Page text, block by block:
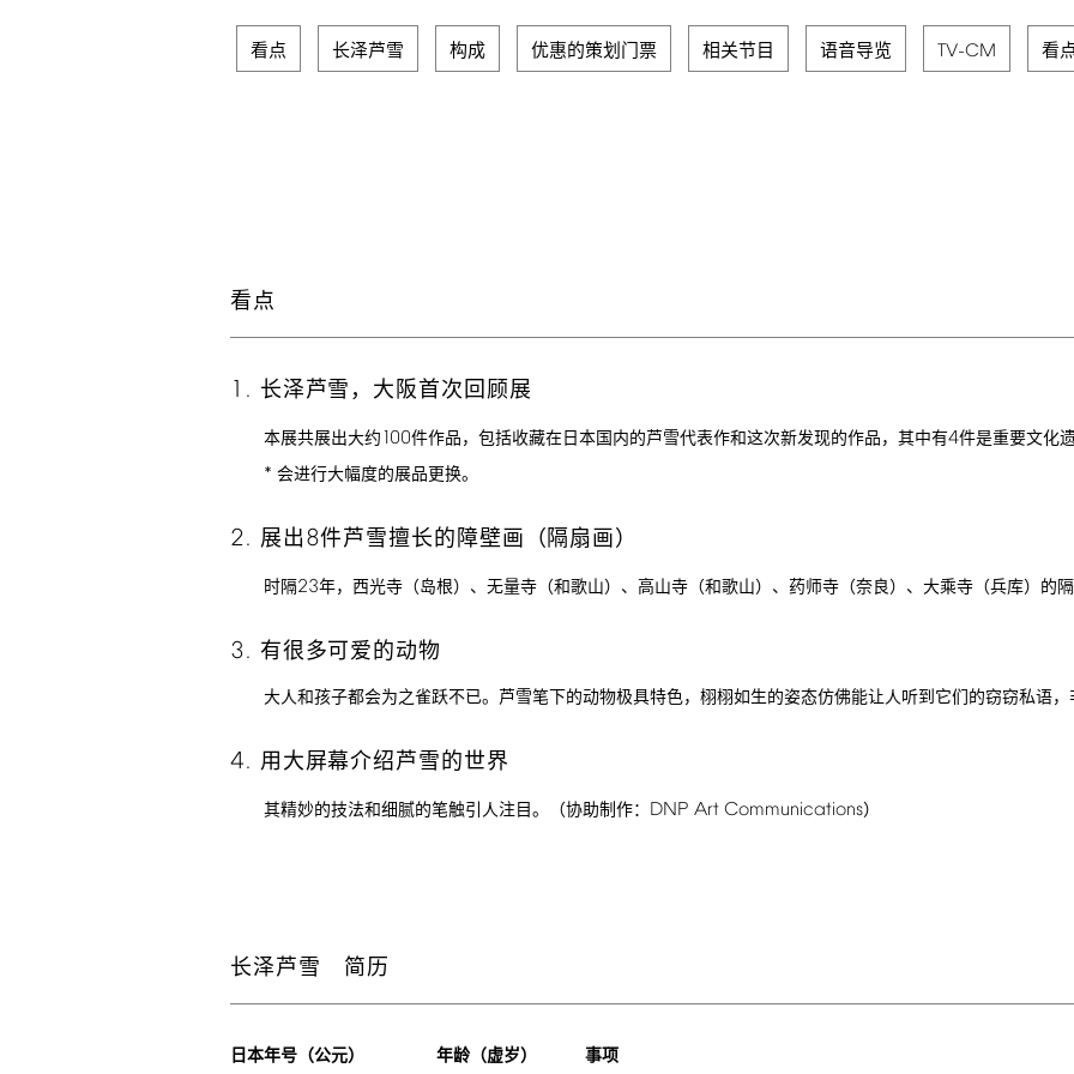
看点 长泽芦雪 构成 优惠的策划门票 相关节目 语音导览 TV-CM 看
看点
1. 长泽芦雪，大阪首次回顾展
本展共展出大约100件作品，包括收藏在日本国内的芦雪代表作和这次新发现的作品，其中有4件是重要文化遗
* 会进行大幅度的展品更换。
2. 展出8件芦雪擅长的障壁画（隔扇画）
时隔23年，西光寺（岛根）、无量寺（和歌山）、高山寺（和歌山）、药师寺（奈良）、大乘寺（兵库）的隔
3. 有很多可爱的动物
大人和孩子都会为之雀跃不已。芦雪笔下的动物极具特色，栩栩如生的姿态仿佛能让人听到它们的窃窃私语，
4. 用大屏幕介绍芦雪的世界
其精妙的技法和细腻的笔触引人注目。（协助制作： DNP Art Communications）
长泽芦雪 简历
日本年号（公元） 年龄（虚岁） 事项